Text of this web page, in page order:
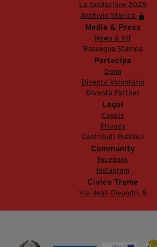
La fondazione 2025
Archivio Storico
Media & Press
News & Kit
Rassegna Stampa
Partecipa
Dona
Diventa Volontario
Diventa Partner
Legal
Cookie
Privacy
Contributi Pubblici
Community
Facebook
Instagram
Civico Trame
Via degli Oleandri, 5